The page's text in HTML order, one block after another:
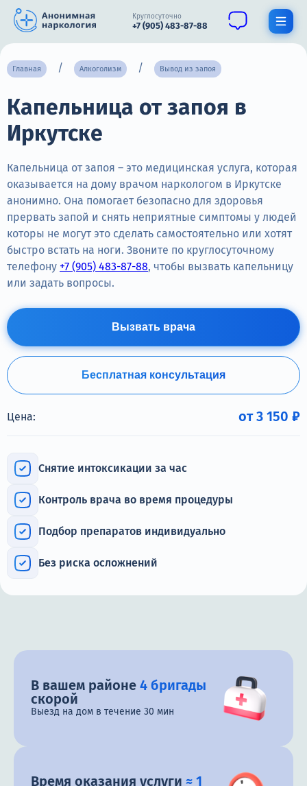
Круглосуточно
+7 (905) 483-87-88
О нас
Наркомания
Нарколог
Стационар
Психиатрия
Цены
Терапия
Контакты
Круглосуточно, анонимно
Адрес call-центра
Иркутск, улица Марата, 22
Главная Алкоголизм Вывод из запоя
Капельница от запоя в
Иркутске
Капельница от запоя – это медицинская услуга, которая
оказывается на дому врачом наркологом в Иркутске
анонимно. Она помогает безопасно для здоровья
прервать запой и снять неприятные симптомы у людей
которы не могут это сделать самостоятельно или хотят
быстро встать на ноги. Звоните по круглосуточному
телефону +7 (905) 483-87-88, чтобы вызвать капельницу
или задать вопросы.
Вызвать врача
Бесплатная консультация
Цена: от 3 150 ₽
Снятие интоксикации за час
Контроль врача во время процедуры
Подбор препаратов индивидуально
Без риска осложнений
В вашем районе 4 бригады
скорой
Выезд на дом в течение 30 мин
Время оказания услуги ≈ 1